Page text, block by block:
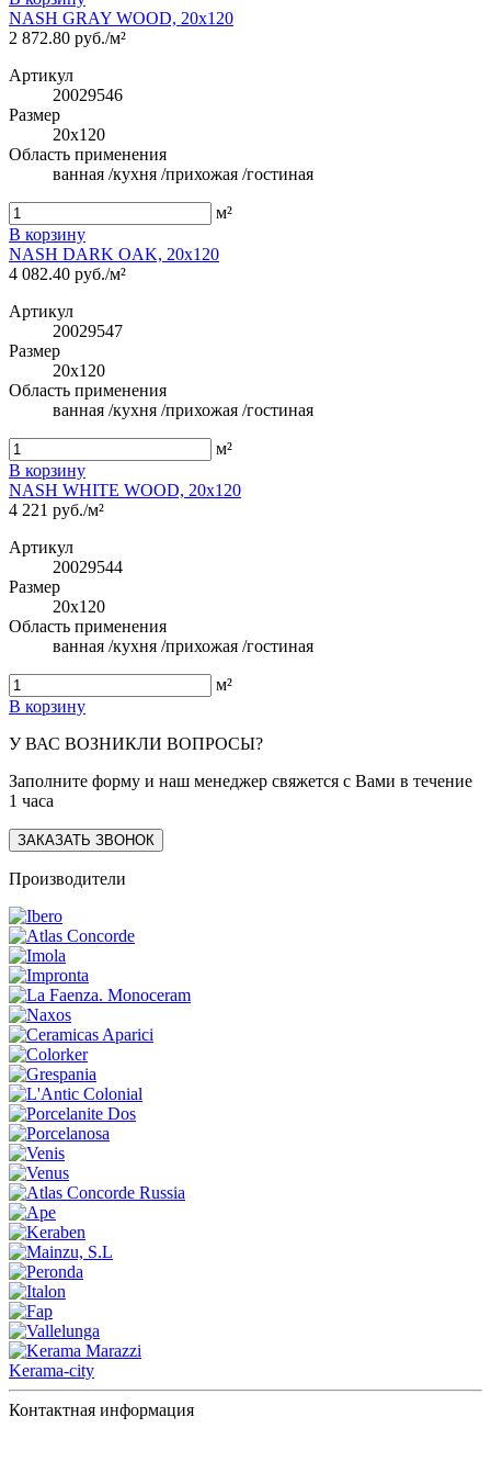
NASH GRAY WOOD, 20x120
2 872.80 руб./м²
Артикул
20029546
Размер
20x120
Область применения
ванная /кухня /прихожая /гостиная
м²
В корзину
NASH DARK OAK, 20x120
4 082.40 руб./м²
Артикул
20029547
Размер
20x120
Область применения
ванная /кухня /прихожая /гостиная
м²
В корзину
NASH WHITE WOOD, 20x120
4 221 руб./м²
Артикул
20029544
Размер
20x120
Область применения
ванная /кухня /прихожая /гостиная
м²
В корзину
У ВАС ВОЗНИКЛИ ВОПРОСЫ?
Заполните форму и наш менеджер свяжется с Вами в течение
1 часа
ЗАКАЗАТЬ ЗВОНОК
Производители
Kerama-city
Контактная информация